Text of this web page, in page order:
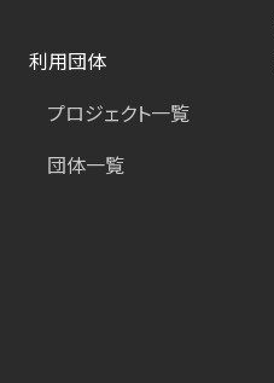
利用団体
プロジェクト一覧
団体一覧